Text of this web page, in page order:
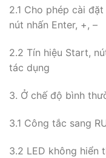
báo nguồn